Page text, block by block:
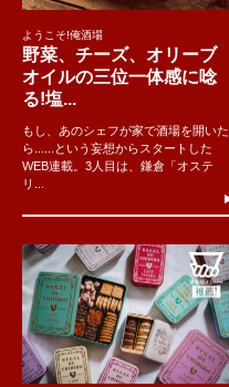
ようこそ!俺酒場
野菜、チーズ、オリーブ
オイルの三位一体感に唸
る!塩...
もし、あのシェフが家で酒場を開いた
ら......という妄想からスタートした
WEB連載。3人目は、鎌倉「オステ
リ...